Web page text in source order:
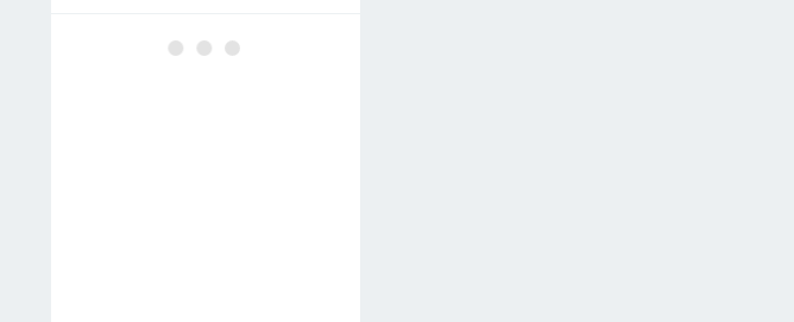
Пасынок Армена